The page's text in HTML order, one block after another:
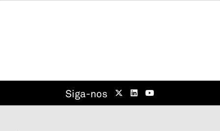
Siga-nos